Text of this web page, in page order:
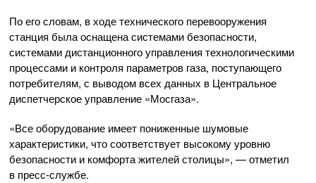
По его словам, в ходе технического перевооружения
станция была оснащена системами безопасности,
системами дистанционного управления технологическими
процессами и контроля параметров газа, поступающего
потребителям, с выводом всех данных в Центральное
диспетчерское управление «Мосгаза».
«Все оборудование имеет пониженные шумовые
характеристики, что соответствует высокому уровню
безопасности и комфорта жителей столицы», — отметил
в пресс-службе.